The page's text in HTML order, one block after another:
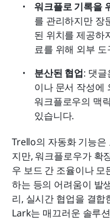
워크플로 기록을
를 관리하지만 장
된 위치를 제공하
료를 위해 외부
분산된 협업: 댓
이나 문서 작성에
워크플로우의 맥
있습니다.
Trello의 자동화 기능은
지만, 워크플로우가 확
우 보드 간 조율이나 모
하는 등의 어려움이 발
리, 실시간 협업을 결합
Lark는 매끄러운 솔루